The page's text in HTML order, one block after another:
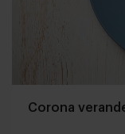
Corona